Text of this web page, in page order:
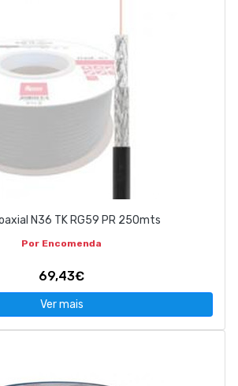
N36 TK RG59 PR 250mts
Por Encomenda
69,43€
Ver mais